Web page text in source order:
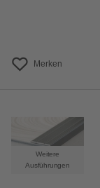
Merken
Weitere
Ausführungen